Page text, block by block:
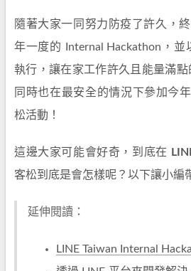
隨著大家一同努力防疫了許久，
年一度的 Internal Hackathon，並
執行，讓在家工作許久且能量滿點
同時也在最安全的情況下參加今
松活動！
這邊大家可能會好奇，到底在
客松到底是會怎樣呢？以下讓小編
延伸閱讀：
LINE Taiwan Internal